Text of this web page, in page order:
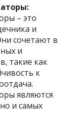
– это
и
сочетают в
и
такие как
к
являются
и самых